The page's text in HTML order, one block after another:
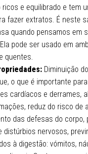
e equilibrado e tem
fazer extratos. É neste
quando pensamos em
pode ser usado em
quentes.
Diminuição
o que é importante
cardíacos e derrames,
reduz do risco de
das defesas do corpo,
distúrbios nervosos,
à digestão: vómitos,